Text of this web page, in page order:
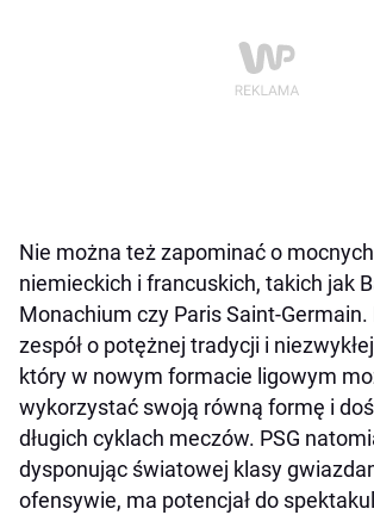
Nie można też zapominać o
niemieckich i francuskich, takich jak
Monachium czy Paris Saint-Germain.
zespół o potężnej tradycji i
który w nowym formacie ligowym
wykorzystać swoją równą formę i
długich cyklach meczów. PSG
dysponując światowej klasy
ofensywie, ma potencjał do